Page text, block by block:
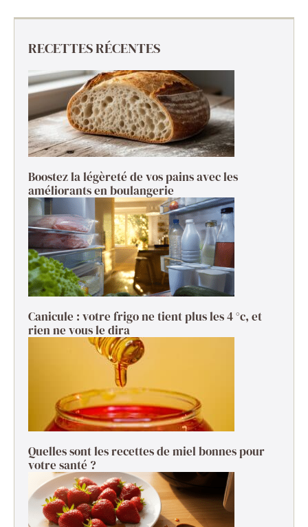
RECETTES RÉCENTES
Boostez la légèreté de vos pains avec les
améliorants en boulangerie
Canicule : votre frigo ne tient plus les 4 °c, et
rien ne vous le dira
Quelles sont les recettes de miel bonnes pour
votre santé ?